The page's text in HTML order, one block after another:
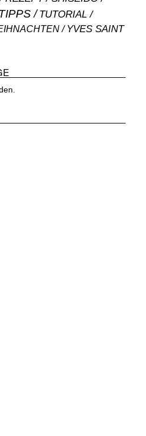
TUTORIAL
YVES SAINT